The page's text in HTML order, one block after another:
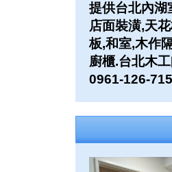
提供台北內湖
店面裝潢,天
板,和室,木作
廚櫃.台北木
0961-126-